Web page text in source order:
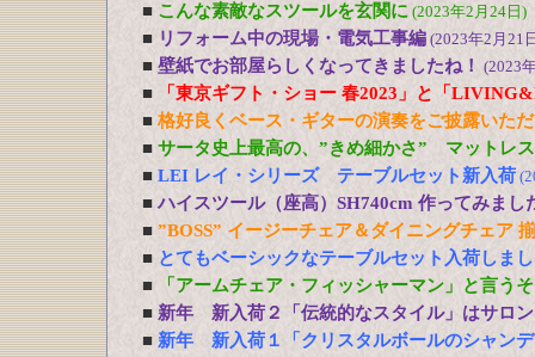
■ こんな素敵なスツールを玄関に (2023年2月24日)
■ リフォーム中の現場・電気工事編 (2023年2月21
■ 壁紙でお部屋らしくなってきましたね！ (2023
■
「東京ギフト・ショー 春2023」と「
■ 格好良くベース・ギターの演奏をご披露いた
■ サータ史上最高の、”きめ細かさ” マットレ
■ LEI レイ・シリーズ テーブルセット新入荷
■ ハイスツール（座高）SH740cm 作ってみまし
■ ”BOSS” イージーチェア＆ダイニングチェア
■ とてもベーシックなテーブルセット入荷しま
■
「アームチェア・フィッシャーマン」と言う
■ 新年 新入荷２「伝統的なスタイル」はサロ
■ 新年 新入荷１「クリスタルボールのシャン